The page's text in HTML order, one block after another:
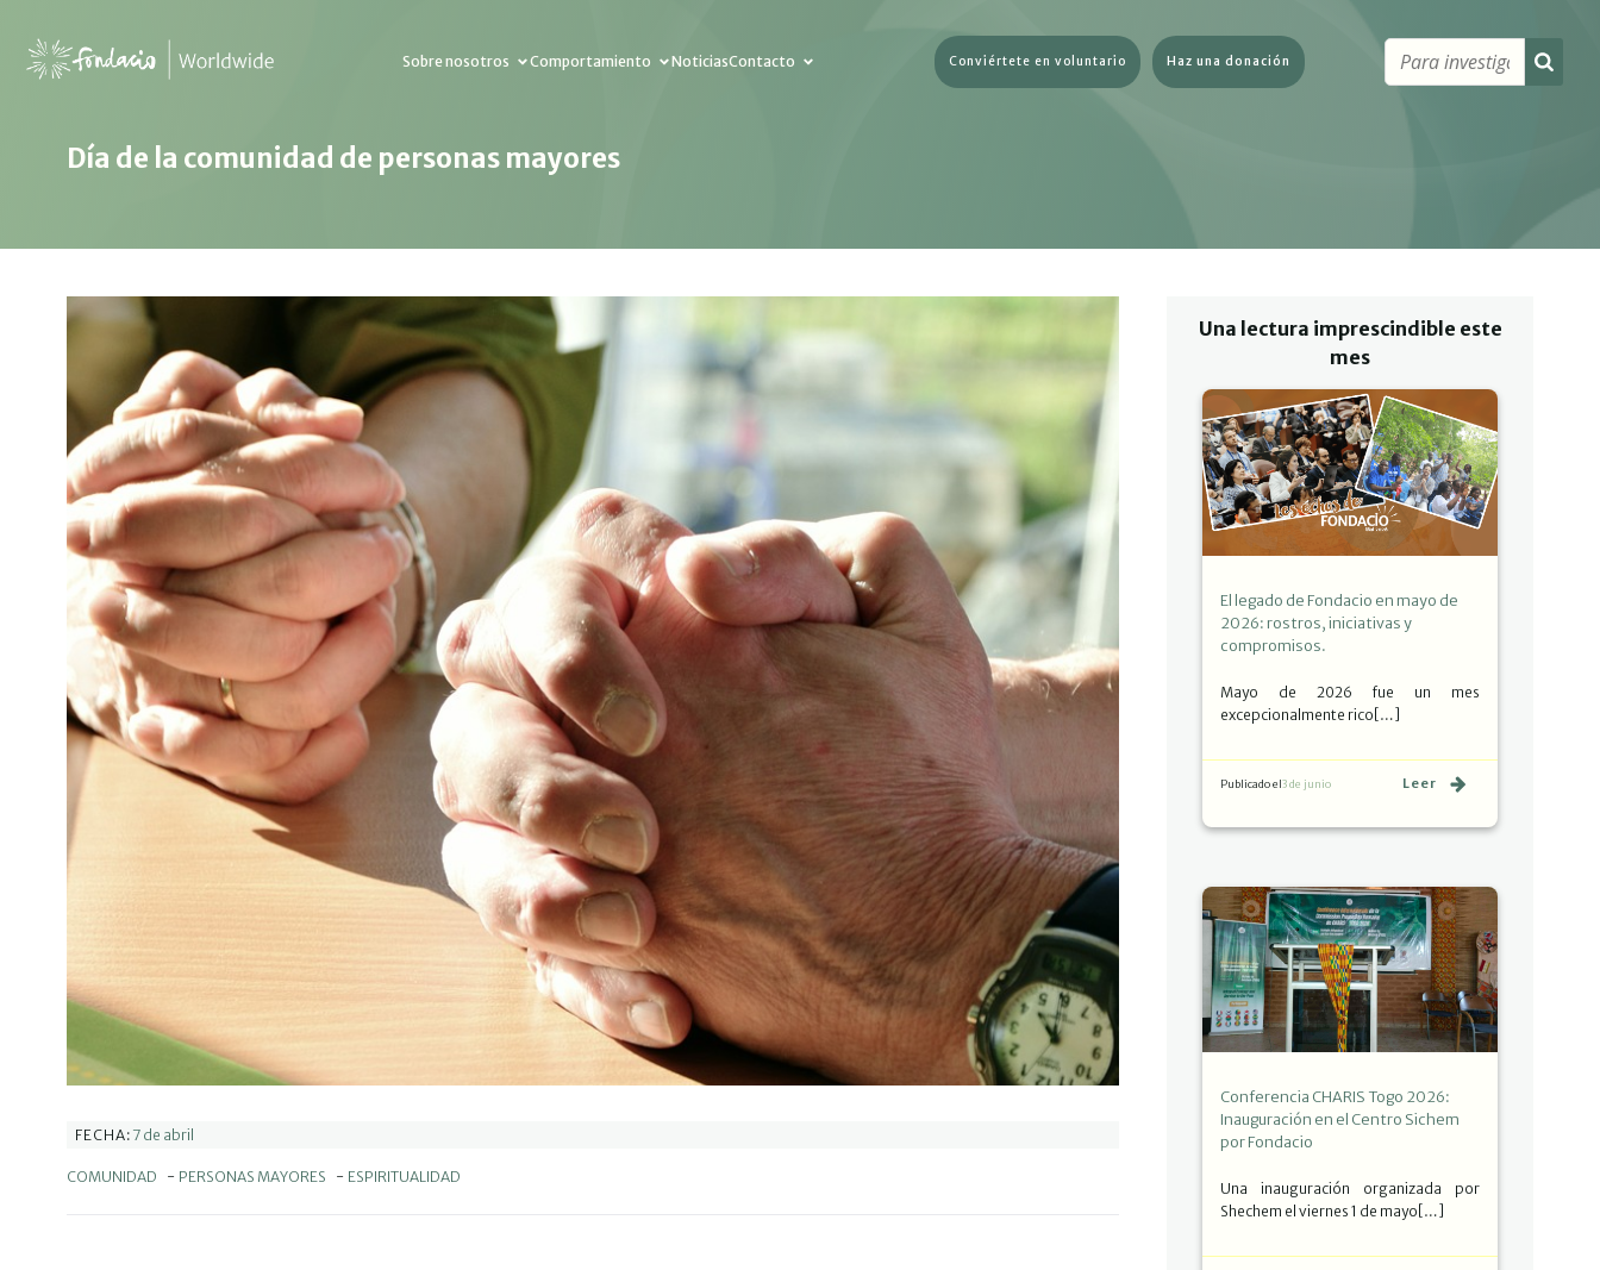
Sobre nosotros Comportamiento NoticiasContacto Conviértete en voluntario Haz una donación
Día de la comunidad de personas mayores
FECHA: 7 de abril
COMUNIDAD - PERSONAS MAYORES - ESPIRITUALIDAD
Una lectura imprescindible este
mes
El legado de Fondacio en mayo de
2026: rostros, iniciativas y
compromisos.
Mayo de 2026 fue un mes
excepcionalmente rico[…]
Publicado el3 de junio Leer
Conferencia CHARIS Togo 2026:
Inauguración en el Centro Sichem
por Fondacio
Una inauguración organizada por
Shechem el viernes 1 de mayo[…]